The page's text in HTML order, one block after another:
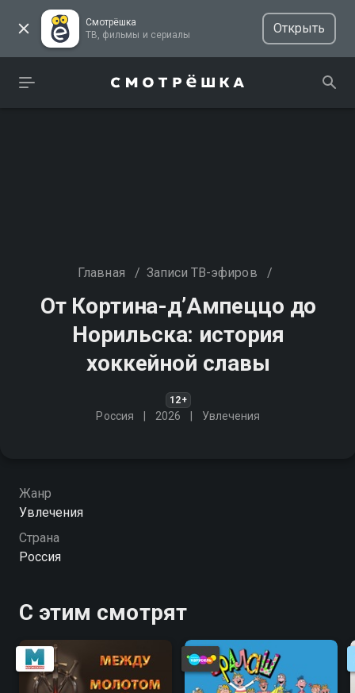
Смотрёшка
ТВ, фильмы и сериалы
Открыть
Главная / Записи ТВ-эфиров /
От Кортина-д’Ампеццо до
Норильска: история
хоккейной славы
12+
Россия 2026 Увлечения
Жанр
Увлечения
Страна
Россия
С этим смотрят